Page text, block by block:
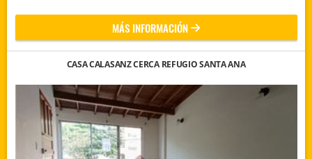
MÁS INFORMACIÓN
CASA CALASANZ CERCA REFUGIO SANTA ANA